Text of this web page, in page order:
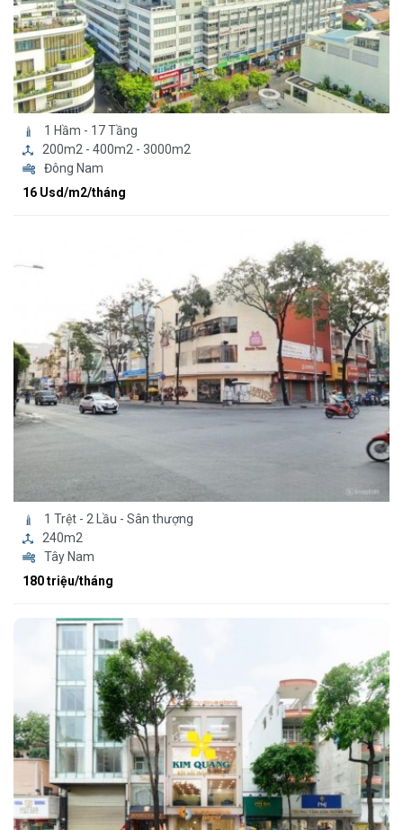
1 Hầm - 17 Tầng
200m2 - 400m2 - 3000m2
Đông Nam
16 Usd/m2/tháng
1 Trệt - 2 Lầu - Sân thượng
240m2
Tây Nam
180 triệu/tháng